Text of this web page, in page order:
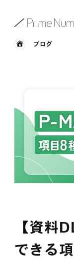
サービス一覧
事例紹介
お役立ち情報
会社情報
採用情報
ブログ
【資料
できる